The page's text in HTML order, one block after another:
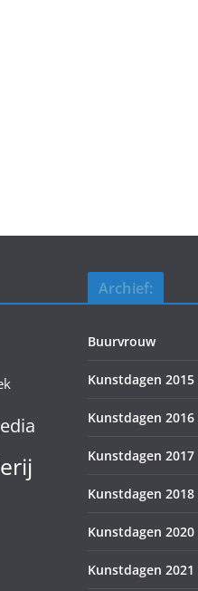
Archief:
Buurvrouw
Kunstdagen 2015
Kunstdagen 2016
Kunstdagen 2017
Kunstdagen 2018
Kunstdagen 2020
Kunstdagen 2021